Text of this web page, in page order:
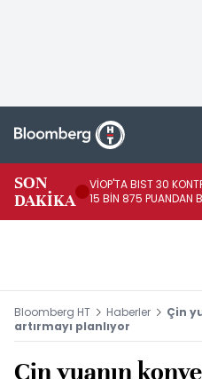
SON
DAKİKA
VİOP'TA BIST 30
15 BİN 875 PUANDAN
Bloomberg HT Haberler
Çin
artırmayı planlıyor
Çin yuanın